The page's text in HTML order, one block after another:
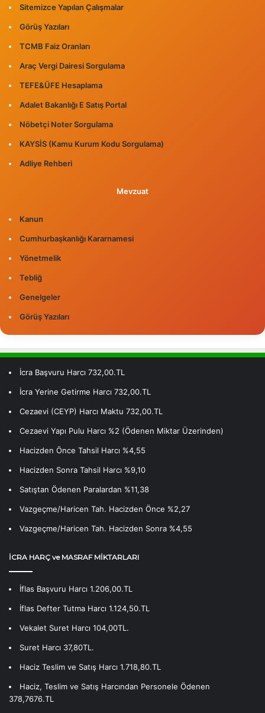
Sitemizce Yapılan Çalışmalar
Görüş Yazıları
TCMB Faiz Oranları
Araç Vergi Dairesi Sorgulama
TEFE&ÜFE Hesaplama
Adalet Bakanlığı E Satış Portal
Nöbetçi Noter Sorgulama
KAYSİS (Kamu Kurum Kodu Sorgulama)
Adliye Rehberi
Mevzuat
Kanun
Cumhurbaşkanlığı Kararnamesi
Yönetmelik
Tebliğ
Genelgeler
Görüş Yazıları
İcra Başvuru Harcı 732,00.TL
İcra Yerine Getirme Harcı 732,00.TL
Cezaevi (CEYP) Harcı Maktu 732,00.TL
Cezaevi Yapı Pulu Harcı %2 (Ödenen Miktar Üzerinden)
Hacizden Önce Tahsil Harcı %4,55
Hacizden Sonra Tahsil Harcı %9,10
Satıştan Ödenen Paralardan %11,38
Vazgeçme/Haricen Tah. Hacizden Önce %2,27
Vazgeçme/Haricen Tah. Hacizden Sonra %4,55
İCRA HARÇ ve MASRAF MİKTARLARI
İflas Başvuru Harcı 1.206,00.TL
İflas Defter Tutma Harcı 1.124,50.TL
Vekalet Suret Harcı 104,00TL.
Suret Harcı 37,80TL.
Haciz Teslim ve Satış Harcı 1.718,80.TL
Haciz, Teslim ve Satış Harcından Personele Ödenen
378,7676.TL